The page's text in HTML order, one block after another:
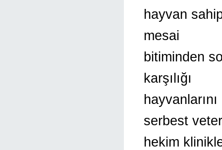
hayvan
mesai
bitiminden
karşılığı
serbest
hekim